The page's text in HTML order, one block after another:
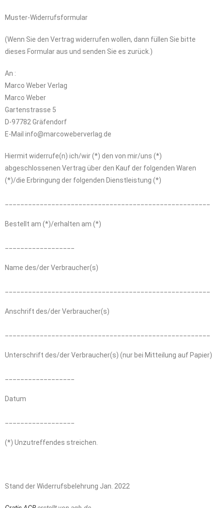
Muster-Widerrufsformular
(Wenn Sie den Vertrag widerrufen wollen, dann füllen Sie bitte
dieses Formular aus und senden Sie es zurück.)
An :
Marco Weber Verlag
Marco Weber
Gartenstrasse 5
D-97782 Gräfendorf
E-Mail info@marcoweberverlag.de
Hiermit widerrufe(n) ich/wir (*) den von mir/uns (*)
abgeschlossenen Vertrag über den Kauf der folgenden Waren
(*)/die Erbringung der folgenden Dienstleistung (*)
Bestellt am (*)/erhalten am (*)
Name des/der Verbraucher(s)
Anschrift des/der Verbraucher(s)
Unterschrift des/der Verbraucher(s) (nur bei Mitteilung auf Papier)
Datum
(*) Unzutreffendes streichen.
Stand der Widerrufsbelehrung Jan. 2022